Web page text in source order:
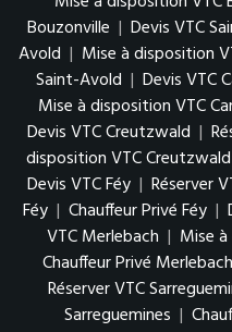
Bouzonville | Devis VTC
Avold | Mise à disposition
Saint-Avold | Devis VTC
Mise à disposition VTC
Devis VTC Creutzwald |
disposition VTC Creutzwald
Devis VTC Féy | Réserver
Féy | Chauffeur Privé Féy |
VTC Merlebach | Mise
Chauffeur Privé Merlebach
Réserver VTC
Sarreguemines |